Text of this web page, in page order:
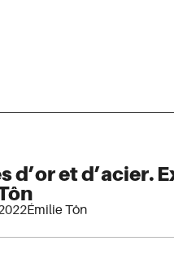
d’or et d’acier.
Émilie Tôn